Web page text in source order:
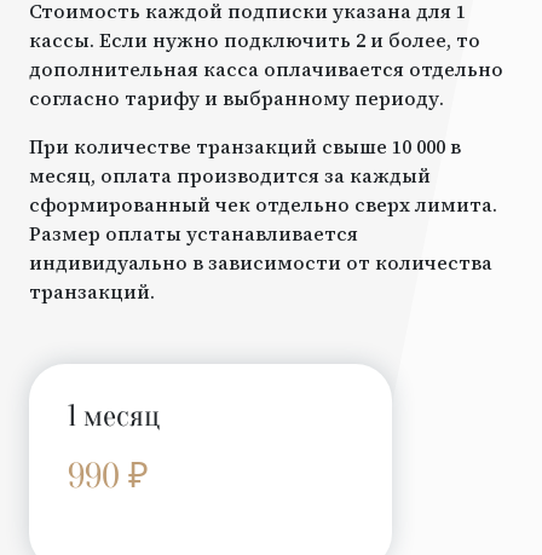
Стоимость каждой подписки указана для 1
кассы. Если нужно подключить 2 и более, то
дополнительная касса оплачивается отдельно
согласно тарифу и выбранному периоду.
При количестве транзакций свыше 10 000 в
месяц, оплата производится за каждый
сформированный чек отдельно сверх лимита.
Размер оплаты устанавливается
индивидуально в зависимости от количества
транзакций.
1 месяц
990 ₽